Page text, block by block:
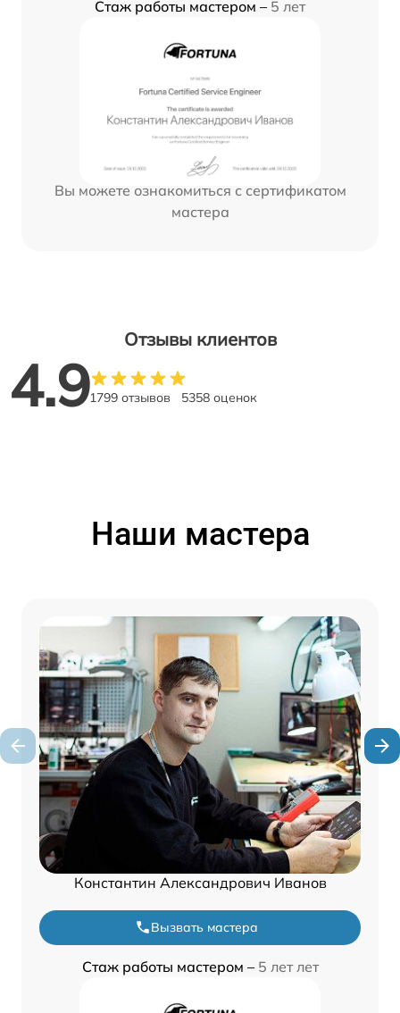
Стаж работы мастером – 5 лет
Вы можете ознакомиться с сертификатом
мастера
Отзывы клиентов
4.91799 отзывов 5358 оценок
Наши мастера
Константин Александрович Иванов
Вызвать мастера
Стаж работы мастером – 5 лет лет